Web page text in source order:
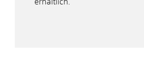
erhältlich.